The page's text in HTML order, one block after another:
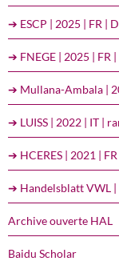
➔ ESCP | 2025 | FR | D
➔ FNEGE | 2025 | FR
➔ Mullana-Ambala |
➔ LUISS | 2022 | IT |
➔ HCERES | 2021 | FR
➔ Handelsblatt VWL |
Archive ouverte HAL
Baidu Scholar